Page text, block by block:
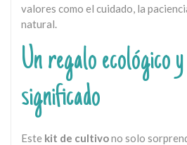
valores como el cuidado, la
natural.
Un regalo ecológico
significado
Este kit de cultivono solo